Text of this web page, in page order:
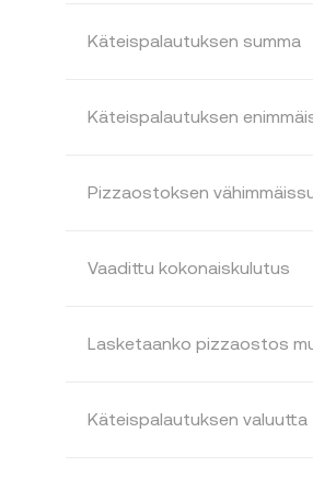
Käteispalautuksen summa
Käteispalautuksen
Pizzaostoksen
Vaadittu kokonaiskulutus
Lasketaanko pizzaostos
Käteispalautuksen valuutta